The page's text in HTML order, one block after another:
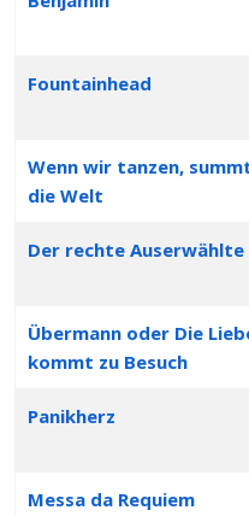
Fountainhead
Wenn wir tanzen,
die Welt
Der rechte Auserwählte
Übermann oder Die
kommt zu Besuch
Panikherz
Messa da Requiem